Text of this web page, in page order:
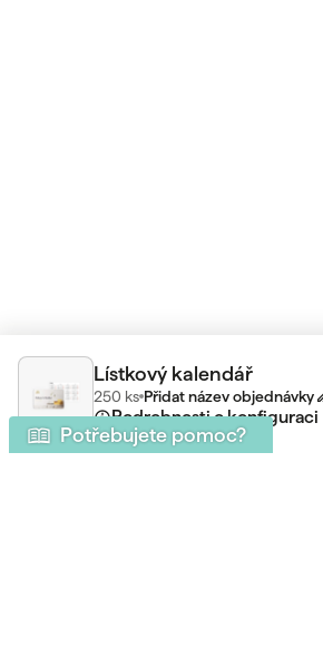
Lístkový kalendář
250 ks Přidat název objednávky
Podrobnosti o konfiguraci
Potřebujete pomoc?